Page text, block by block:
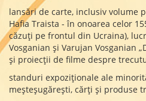
lansări de carte, inclusiv volume
Hafia Traista - în onoarea celor
căzuți pe frontul din Ucraina),
Vosganian și Varujan Vosganian
și proiecții de filme despre
standuri expoziționale ale
meșteșugărești, cărți și produse